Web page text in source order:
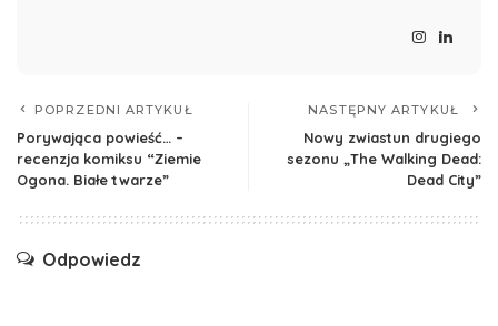
POPRZEDNI ARTYKUŁ
Porywająca powieść… –
recenzja komiksu “Ziemie
Ogona. Białe twarze”
NASTĘPNY ARTYKUŁ
Nowy zwiastun drugiego
sezonu „The Walking Dead:
Dead City”
Odpowiedz